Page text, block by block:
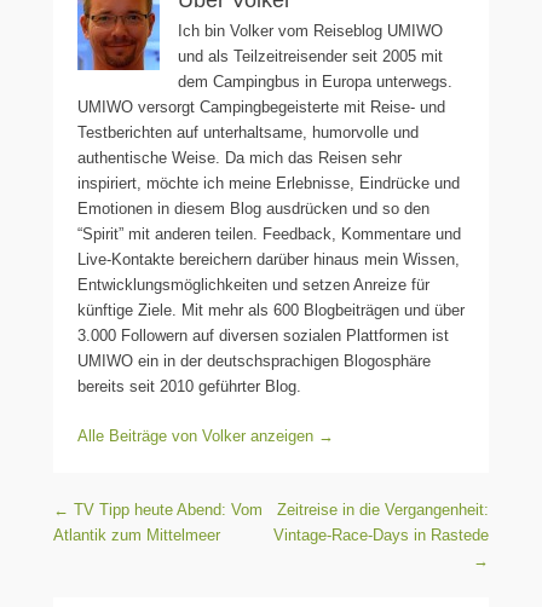
Ich bin Volker vom Reiseblog UMIWO
und als Teilzeitreisender seit 2005 mit
dem Campingbus in Europa unterwegs.
UMIWO versorgt Campingbegeisterte mit Reise- und
Testberichten auf unterhaltsame, humorvolle und
authentische Weise. Da mich das Reisen sehr
inspiriert, möchte ich meine Erlebnisse, Eindrücke und
Emotionen in diesem Blog ausdrücken und so den
“Spirit” mit anderen teilen. Feedback, Kommentare und
Live-Kontakte bereichern darüber hinaus mein Wissen,
Entwicklungsmöglichkeiten und setzen Anreize für
künftige Ziele. Mit mehr als 600 Blogbeiträgen und über
3.000 Followern auf diversen sozialen Plattformen ist
UMIWO ein in der deutschsprachigen Blogosphäre
bereits seit 2010 geführter Blog.
Alle Beiträge von Volker anzeigen →
Beitragsnavigation
← TV Tipp heute Abend: Vom
Atlantik zum Mittelmeer
Zeitreise in die Vergangenheit:
Vintage-Race-Days in Rastede
→